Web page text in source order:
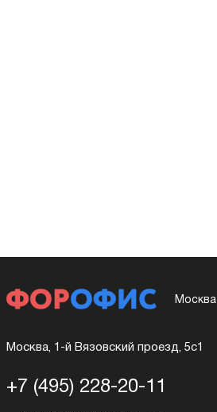
Москва
Москва, 1-й Вязовский проезд, 5с1
+7 (495) 228-20-11